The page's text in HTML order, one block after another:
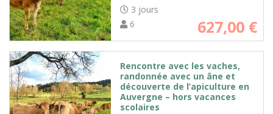
3 jours
6
627,00 €
Rencontre avec les vaches,
randonnée avec un âne et
découverte de l’apiculture en
Auvergne – hors vacances
scolaires